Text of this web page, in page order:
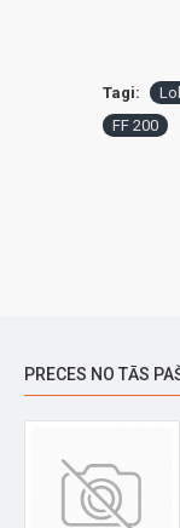
Tagi:
FF 200
PRECES NO TĀS